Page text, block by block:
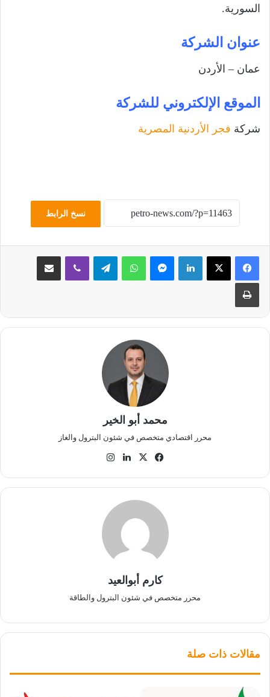
السورية.
عنوان الشركة
عمان – الأردن
الموقع الإلكتروني للشركة
شركة فجر الأردنية المصرية
نسخ الرابط
لينكدإن ماسنجر واتساب تيلقرام ڤايبر مشاركة عبر البريد
طباعة
محمد أبو الخير
محرر اقتصادي متخصص في شئون البترول والغاز
فيسبوك
‫X لينكدإن
كارم أبوالعيد
محرر متخصص في شئون البترول والطاقة
مقالات ذات صلة